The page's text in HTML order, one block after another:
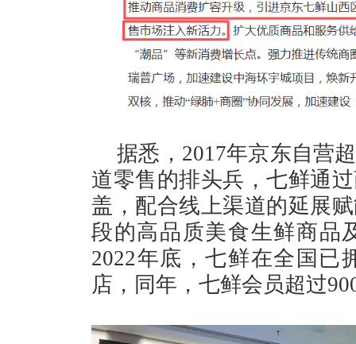
据悉，2017年京东自营
道零售的排头兵，七鲜通
盖，配合线上渠道的延展
段的高品质美食生鲜商品
2022年底，七鲜在全国已
店，同年，七鲜会员超过